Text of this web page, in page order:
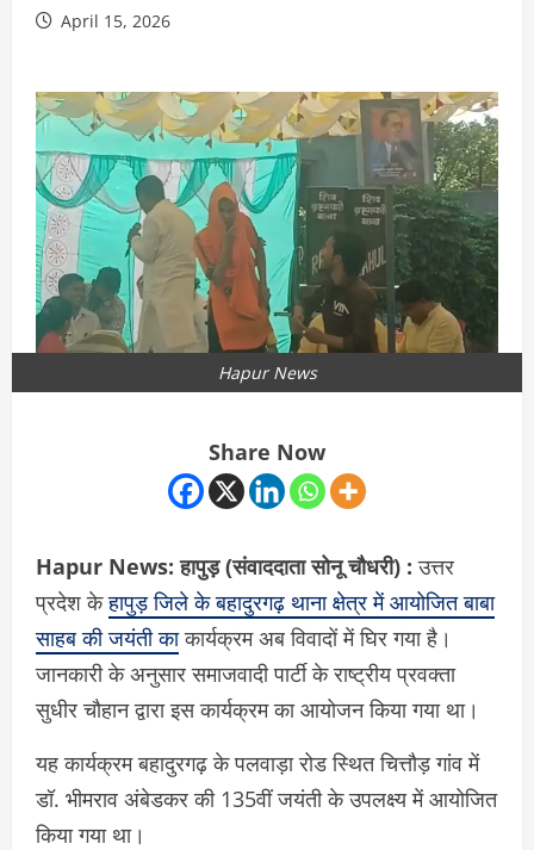
April 15, 2026
Hapur News
Share Now
Hapur News: हापुड़ (संवाददाता सोनू चौधरी) :उत्तर
प्रदेश केहापुड़जिले के बहादुरगढ़ थाना क्षेत्र में आयोजित बाबा
साहब की जयंती काकार्यक्रम अब विवादों में घिर गया है।
जानकारी के अनुसार समाजवादी पार्टी के राष्ट्रीय प्रवक्ता
सुधीर चौहानद्वारा इस कार्यक्रम का आयोजन किया गया था।
यह कार्यक्रम बहादुरगढ़ के पलवाड़ा रोड स्थित चित्तौड़ गांव में
डॉ. भीमराव अंबेडकरकी 135वीं जयंती के उपलक्ष्य में आयोजित
किया गया था।